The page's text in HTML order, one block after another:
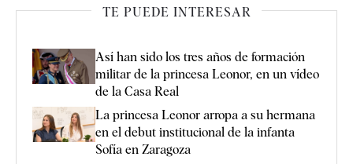
TE PUEDE INTERESAR
Así han sido los tres años de formación
militar de la princesa Leonor, en un vídeo
de la Casa Real
La princesa Leonor arropa a su hermana
en el debut institucional de la infanta
Sofía en Zaragoza